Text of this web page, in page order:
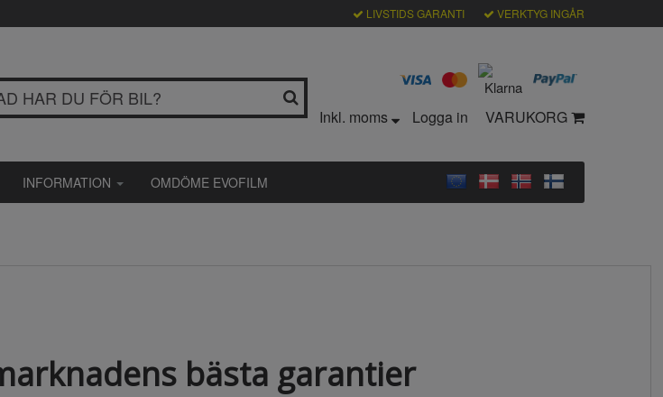
LIVSTIDS GARANTI VERKTYG INGÅR
Inkl. moms Logga in VARUKORG
INFORMATION OMDÖME EVOFILM
bästa garantier